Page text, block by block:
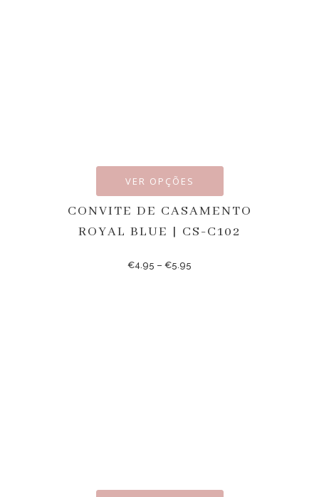
VER OPÇÕES
CONVITE DE CASAMENTO
ROYAL BLUE | CS-C102
€4.95 – €5.95